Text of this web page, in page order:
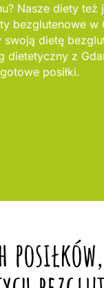
Nasze diety też
bezglutenowe w
swoją dietę
dietetyczny z
posiłki.